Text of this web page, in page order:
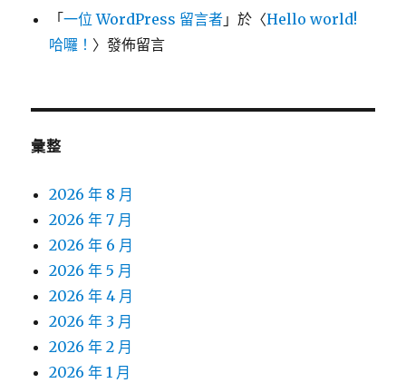
「一位 WordPress 留言者 」於〈Hello world!
哈囉！ 〉發佈留言
彙整
2026 年 8 月
2026 年 7 月
2026 年 6 月
2026 年 5 月
2026 年 4 月
2026 年 3 月
2026 年 2 月
2026 年 1 月